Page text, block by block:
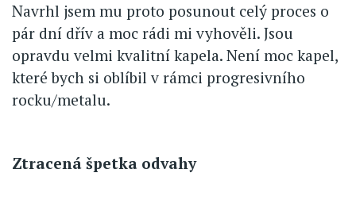
Navrhl jsem mu proto posunout celý proces o
pár dní dřív a moc rádi mi vyhověli. Jsou
opravdu velmi kvalitní kapela. Není moc kapel,
které bych si oblíbil v rámci progresivního
rocku/metalu.
Ztracená špetka odvahy